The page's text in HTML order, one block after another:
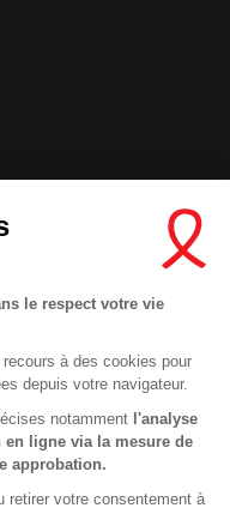
le respect votre vie
à des cookies pour
depuis votre navigateur.
notamment l'analyse
ligne via la mesure de
approbation.
retirer votre consentement à
DES DONNÉES